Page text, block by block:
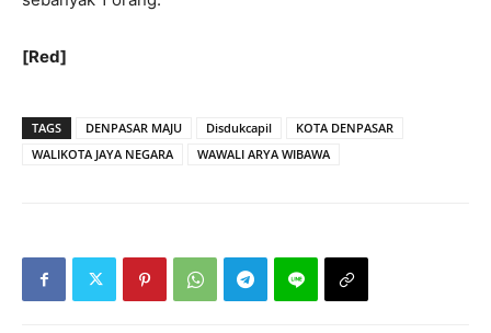
[Red]
TAGS DENPASAR MAJU Disdukcapil
KOTA DENPASAR
WALIKOTA JAYA NEGARA
WAWALI ARYA WIBAWA